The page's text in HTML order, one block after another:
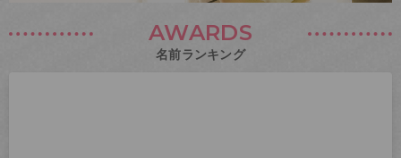
AWARDS
名前ランキング